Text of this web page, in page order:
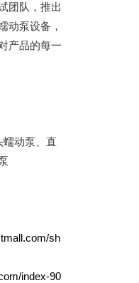
团队，推出
动泵设备，
产品的每一
蠕动泵、直
sh
index-90